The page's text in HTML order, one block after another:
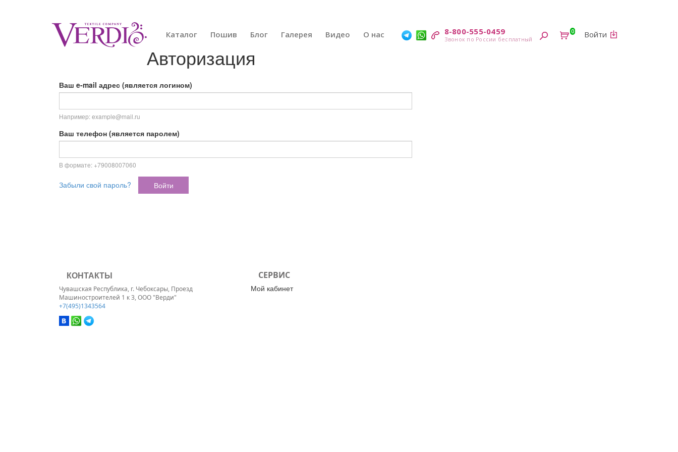
Войти
0
8-800-555-0459
Каталог Пошив Блог Галерея Видео О нас
Авторизация
Ваш e-mail адрес (является логином)
Например: example@mail.ru
Ваш телефон (является паролем)
В формате: +79008007060
Забыли свой пароль?
КОНТАКТЫ
Чувашская Республика, г. Чебоксары, Проезд
Машиностроителей 1 к 3, ООО "Верди"
+7(495)1343564
СЕРВИС
Мой кабинет